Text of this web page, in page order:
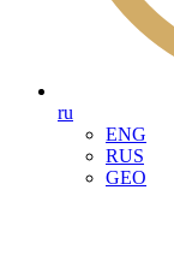
ru
ENG
RUS
GEO